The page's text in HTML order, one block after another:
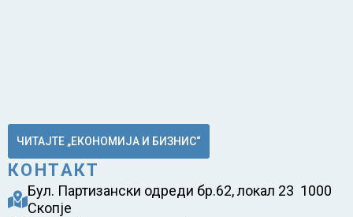
ЧИТАЈТЕ „ЕКОНОМИЈА И БИЗНИС“
КОНТАКТ
Бул. Партизански одреди бр.62, локал 23 1000
Скопје